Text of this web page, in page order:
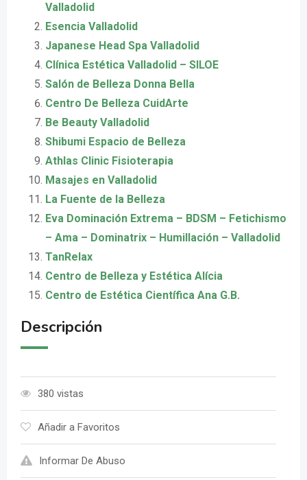
Valladolid
Esencia Valladolid
Japanese Head Spa Valladolid
Clínica Estética Valladolid – SILOE
Salón de Belleza Donna Bella
Centro De Belleza CuidArte
Be Beauty Valladolid
Shibumi Espacio de Belleza
Athlas Clinic Fisioterapia
Masajes en Valladolid
La Fuente de la Belleza
Eva Dominación Extrema – BDSM – Fetichismo
– Ama – Dominatrix – Humillación – Valladolid
TanRelax
Centro de Belleza y Estética Alícia
Centro de Estética Científica Ana G.B.
Descripción
380 vistas
Añadir a Favoritos
Informar De Abuso